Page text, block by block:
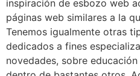
inspiración de esbozo web
páginas web similares a la
Tenemos igualmente otras
dedicados a fines
novedades, sobre